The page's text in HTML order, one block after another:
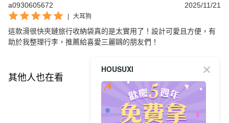
a0930605672 2025/11/21
| 大耳狗
這款滑很快夾鏈旅行收納袋真的是太實用了！設計可愛且方便，有
助於我整理行李，推薦給喜愛三麗鷗的朋友們！
其他人也在看
HOUSUXI